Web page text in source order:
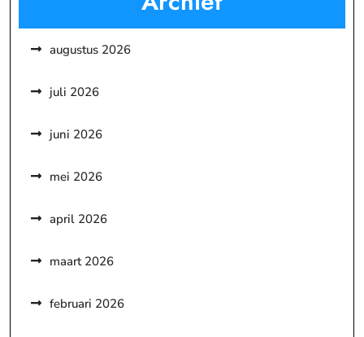
augustus 2026
juli 2026
juni 2026
mei 2026
april 2026
maart 2026
februari 2026